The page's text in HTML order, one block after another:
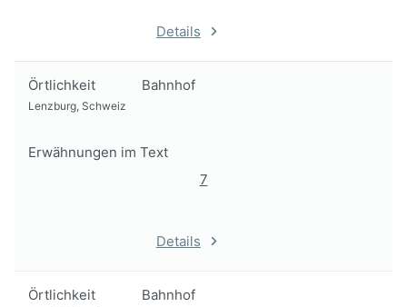
Details
Örtlichkeit Bahnhof
Lenzburg, Schweiz
Erwähnungen im Text
7
Details
Örtlichkeit Bahnhof